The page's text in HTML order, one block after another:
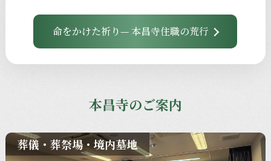
命をかけた祈り— 本昌寺住職の荒行
本昌寺のご案内
葬儀・葬祭場・境内墓地